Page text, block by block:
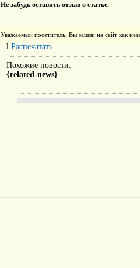
Не забудь оставить отзыв о статье.
Уважаемый посетитель, Вы зашли на сайт как
l Распечатать
Похожие новости:
{related-news}